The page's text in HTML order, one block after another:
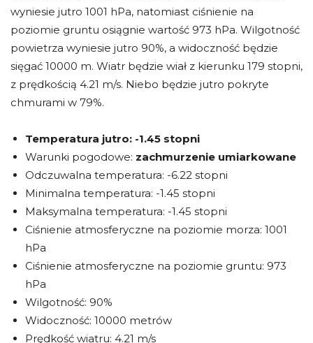
wyniesie jutro 1001 hPa, natomiast ciśnienie na
poziomie gruntu osiągnie wartość 973 hPa. Wilgotność
powietrza wyniesie jutro 90%, a widoczność będzie
sięgać 10000 m. Wiatr będzie wiał z kierunku 179 stopni,
z prędkością 4.21 m/s. Niebo będzie jutro pokryte
chmurami w 79%.
Temperatura jutro: -1.45 stopni
Warunki pogodowe: zachmurzenie umiarkowane
Odczuwalna temperatura: -6.22 stopni
Minimalna temperatura: -1.45 stopni
Maksymalna temperatura: -1.45 stopni
Ciśnienie atmosferyczne na poziomie morza: 1001
hPa
Ciśnienie atmosferyczne na poziomie gruntu: 973
hPa
Wilgotność: 90%
Widoczność: 10000 metrów
Prędkość wiatru: 4.21 m/s